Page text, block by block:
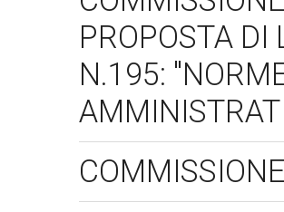
PROPOSTA DI
N.195: